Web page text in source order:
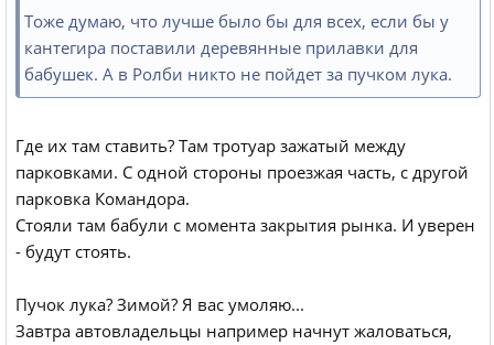
Тоже думаю, что лучше было бы для всех, если бы у
кантегира поставили деревянные прилавки для
бабушек. А в Ролби никто не пойдет за пучком лука.
Где их там ставить? Там тротуар зажатый между
парковками. С одной стороны проезжая часть, с другой
парковка Командора.
Стояли там бабули с момента закрытия рынка. И уверен
- будут стоять.
Пучок лука? Зимой? Я вас умоляю...
Завтра автовладельцы например начнут жаловаться,